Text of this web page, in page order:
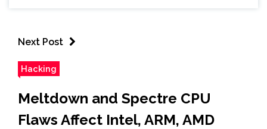
Next Post
Hacking
Meltdown and Spectre CPU
Flaws Affect Intel, ARM, AMD